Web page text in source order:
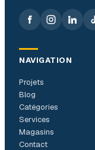
NAVIGATION
Projets
Blog
Catégories
Services
Magasins
Contact